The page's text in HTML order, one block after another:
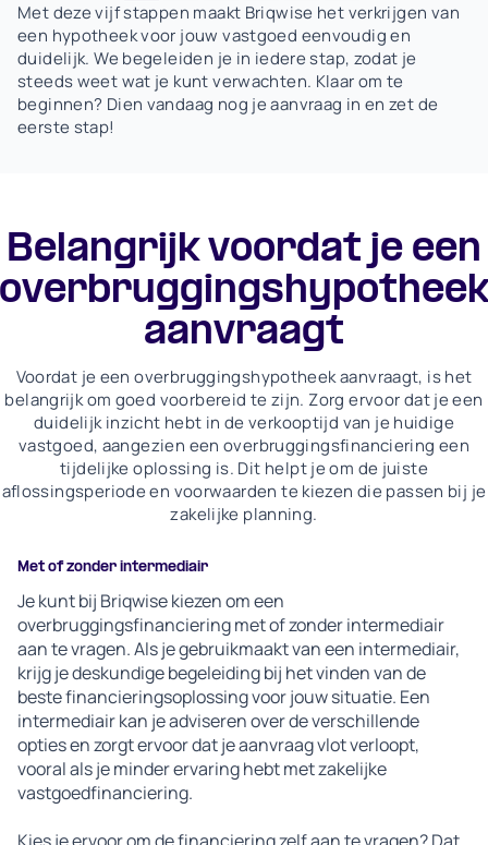
Met deze vijf stappen maakt Briqwise het verkrijgen van
een hypotheek voor jouw vastgoed eenvoudig en
duidelijk. We begeleiden je in iedere stap, zodat je
steeds weet wat je kunt verwachten. Klaar om te
beginnen? Dien vandaag nog je aanvraag in en zet de
eerste stap!
Belangrijk voordat je een
aanvraagt
Voordat je een overbruggingshypotheek aanvraagt, is het
belangrijk om goed voorbereid te zijn. Zorg ervoor dat je een
duidelijk inzicht hebt in de verkooptijd van je huidige
vastgoed, aangezien een overbruggingsfinanciering een
tijdelijke oplossing is. Dit helpt je om de juiste
aflossingsperiode en voorwaarden te kiezen die passen bij je
zakelijke planning.
Met of zonder intermediair
Je kunt bij Briqwise kiezen om een
overbruggingsfinanciering met of zonder intermediair
aan te vragen. Als je gebruikmaakt van een intermediair,
krijg je deskundige begeleiding bij het vinden van de
beste financieringsoplossing voor jouw situatie. Een
intermediair kan je adviseren over de verschillende
opties en zorgt ervoor dat je aanvraag vlot verloopt,
vooral als je minder ervaring hebt met zakelijke
vastgoedfinanciering.